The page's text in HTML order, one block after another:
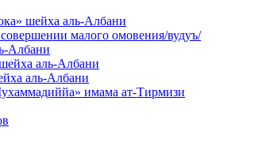
шейха аль-Албани
малого омовения/вудуъ/
Албани
аль-Албани
аль-Албани
имама ат-Тирмизи